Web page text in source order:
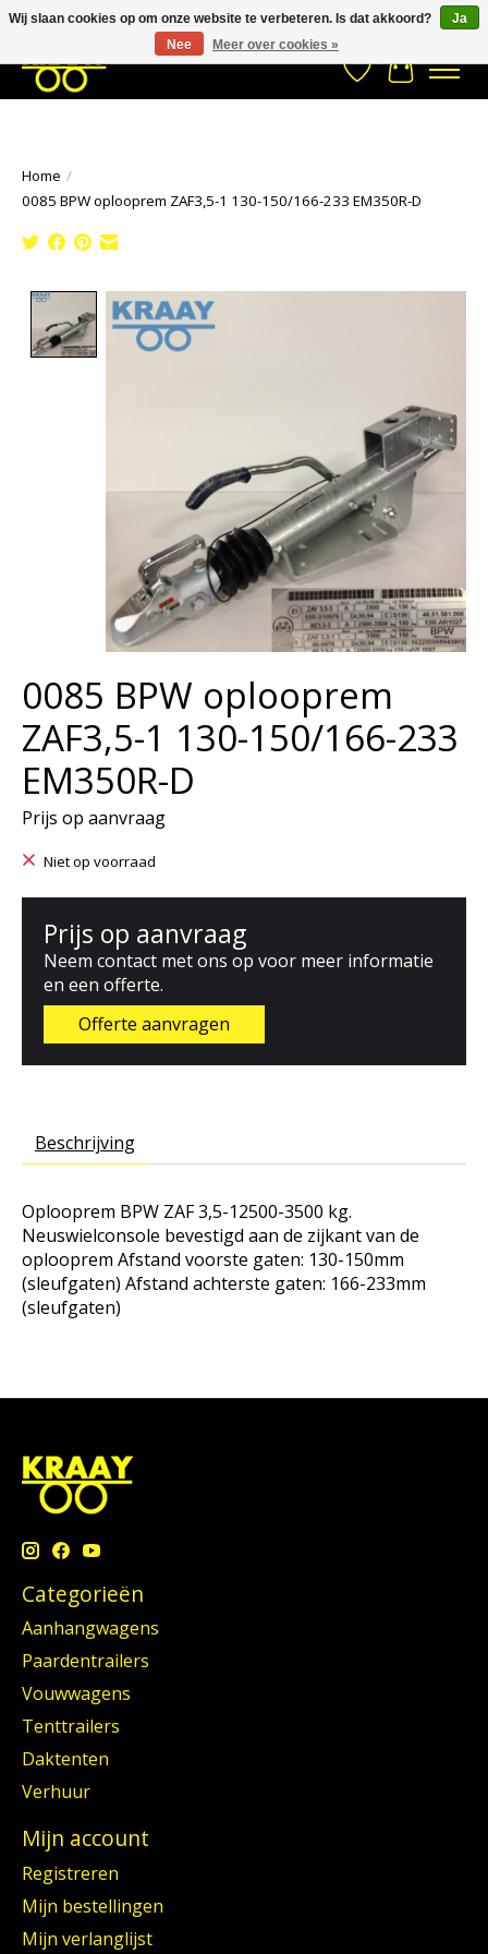
033- 2470 538 info@kraaybv.com Stuur een Whatsapp bericht
Verlanglijst
Home /
0085 BPW oplooprem ZAF3,5-1 130-150/166-233 EM350R-D
Product image slideshow Items
0085 BPW oplooprem
ZAF3,5-1 130-150/166-233
EM350R-D
Prijs op aanvraag
Niet op voorraad
Prijs op aanvraag
Neem contact met ons op voor meer informatie
en een offerte.
Offerte aanvragen
Beschrijving
Oplooprem BPW ZAF 3,5-12500-3500 kg.
Neuswielconsole bevestigd aan de zijkant van de
oplooprem Afstand voorste gaten: 130-150mm
(sleufgaten) Afstand achterste gaten: 166-233mm
(sleufgaten)
Categorieën
Aanhangwagens
Paardentrailers
Vouwwagens
Tenttrailers
Daktenten
Verhuur
Mijn account
Registreren
Mijn bestellingen
Mijn verlanglijst
Wij slaan cookies op om onze website te verbeteren. Is dat akkoord?
Ja
Nee
Meer over cookies »